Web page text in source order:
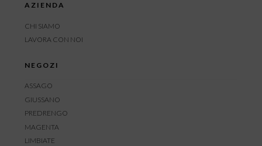
AZIENDA
CHI SIAMO
LAVORA CON NOI
NEGOZI
ASSAGO
GIUSSANO
PREDRENGO
MAGENTA
LIMBIATE